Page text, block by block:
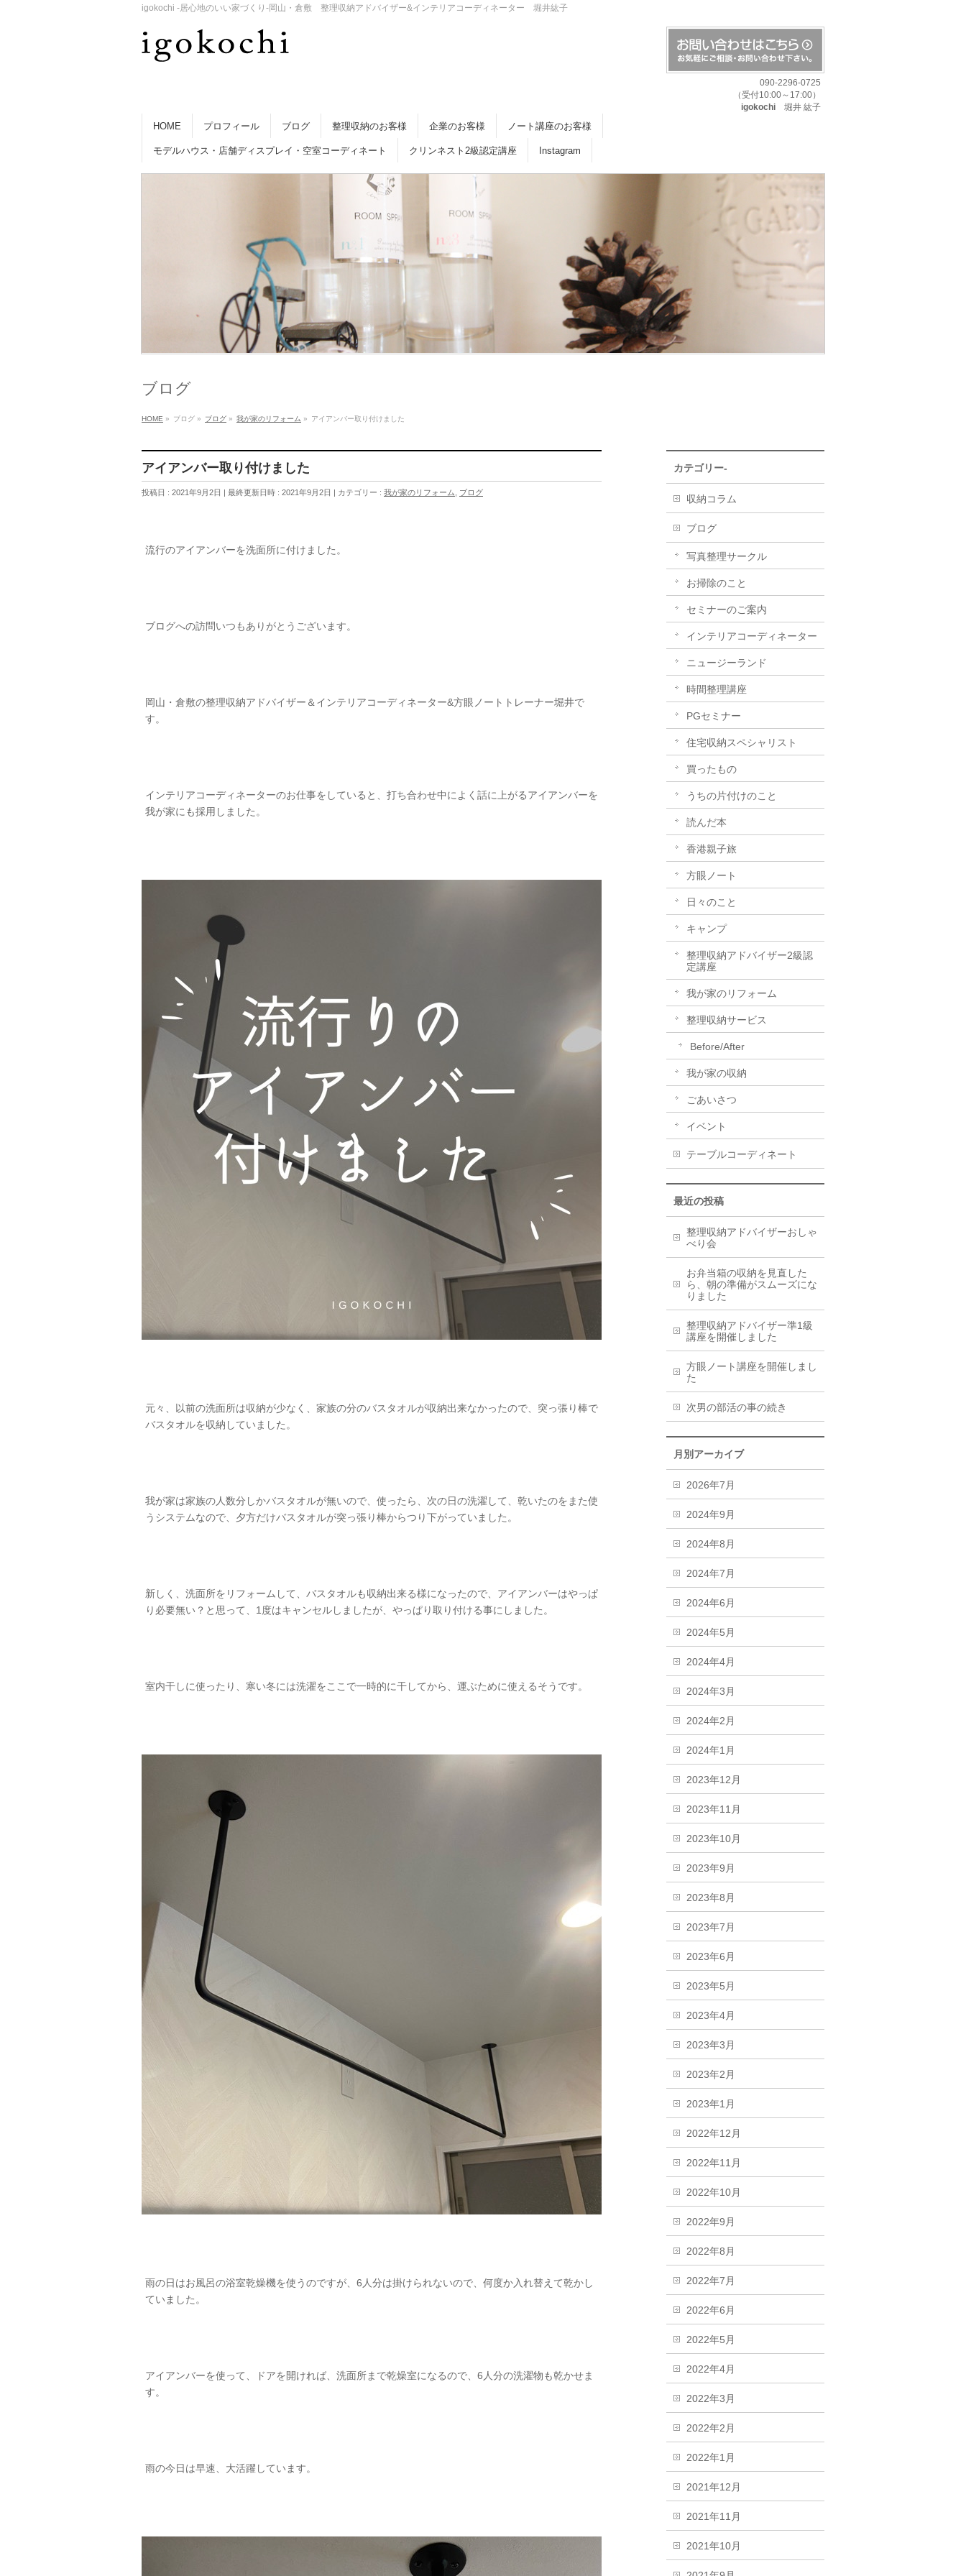
igokochi -居心地のいい家づくり-岡山・倉敷 整理収納アドバイザー&インテリアコーディネーター 堀井紘子
090-2296-0725
（受付10:00～17:00）
igokochi 堀井 紘子
HOME プロフィール ブログ 整理収納のお客様 企業のお客様 ノート講座のお客様
モデルハウス・店舗ディスプレイ・空室コーディネート クリンネスト2級認定講座 Instagram
ブログ
HOME » ブログ » ブログ » 我が家のリフォーム » アイアンバー取り付けました
アイアンバー取り付けました
投稿日 : 2021年9月2日 最終更新日時 : 2021年9月2日 カテゴリー : 我が家のリフォーム ブログ
流行のアイアンバーを洗面所に付けました。
ブログへの訪問いつもありがとうございます。
岡山・倉敷の整理収納アドバイザー＆インテリアコーディネーター&方眼ノートトレーナー堀井で
す。
インテリアコーディネーターのお仕事をしていると、打ち合わせ中によく話に上がるアイアンバーを
我が家にも採用しました。
元々、以前の洗面所は収納が少なく、家族の分のバスタオルが収納出来なかったので、突っ張り棒で
バスタオルを収納していました。
我が家は家族の人数分しかバスタオルが無いので、使ったら、次の日の洗濯して、乾いたのをまた使
うシステムなので、夕方だけバスタオルが突っ張り棒からつり下がっていました。
新しく、洗面所をリフォームして、バスタオルも収納出来る様になったので、アイアンバーはやっぱ
り必要無い？と思って、1度はキャンセルしましたが、やっぱり取り付ける事にしました。
室内干しに使ったり、寒い冬には洗濯をここで一時的に干してから、運ぶために使えるそうです。
雨の日はお風呂の浴室乾燥機を使うのですが、6人分は掛けられないので、何度か入れ替えて乾かし
ていました。
アイアンバーを使って、ドアを開ければ、洗面所まで乾燥室になるので、6人分の洗濯物も乾かせま
す。
雨の今日は早速、大活躍しています。
カテゴリー-
収納コラム
ブログ
写真整理サークル
お掃除のこと
セミナーのご案内
インテリアコーディネーター
ニュージーランド
時間整理講座
PGセミナー
住宅収納スペシャリスト
買ったもの
うちの片付けのこと
読んだ本
香港親子旅
方眼ノート
日々のこと
キャンプ
整理収納アドバイザー2級認
定講座
我が家のリフォーム
整理収納サービス
Before/After
我が家の収納
ごあいさつ
イベント
テーブルコーディネート
最近の投稿
整理収納アドバイザーおしゃ
べり会
お弁当箱の収納を見直した
ら、朝の準備がスムーズにな
りました
整理収納アドバイザー準1級
講座を開催しました
方眼ノート講座を開催しまし
た
次男の部活の事の続き
月別アーカイブ
2026年7月
2024年9月
2024年8月
2024年7月
2024年6月
2024年5月
2024年4月
2024年3月
2024年2月
2024年1月
2023年12月
2023年11月
2023年10月
2023年9月
2023年8月
2023年7月
2023年6月
2023年5月
2023年4月
2023年3月
2023年2月
2023年1月
2022年12月
2022年11月
2022年10月
2022年9月
2022年8月
2022年7月
2022年6月
2022年5月
2022年4月
2022年3月
2022年2月
2022年1月
2021年12月
2021年11月
2021年10月